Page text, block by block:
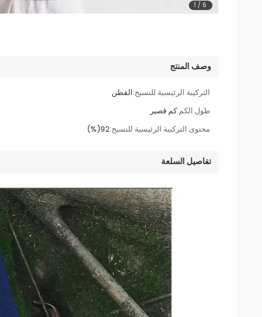
1 / 6
وصف المنتج
التركيبة الرئيسية للنسيج:القطن
طول الكم:كم قصير
محتوى التركيبة الرئيسية للنسيج:92(%)
تفاصيل السلعة